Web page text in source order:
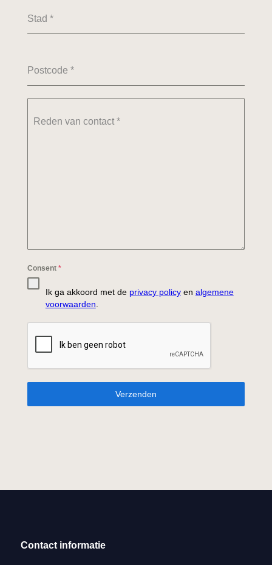
Stad *
Postcode *
Reden van contact *
Consent *
Ik ga akkoord met de privacy policyen algemene
voorwaarden
Verzenden
Contact informatie